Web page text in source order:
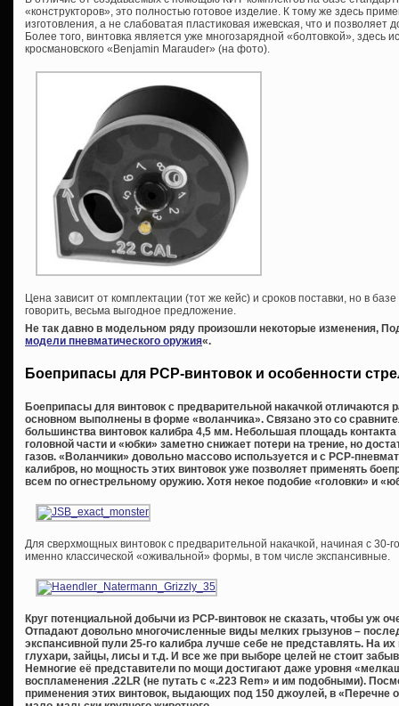
«конструкторов», это полностью готовое изделие. К тому же здесь
изготовления, а не слабоватая пластиковая ижевская, что и позволяет
Более того, винтовка является уже многозарядной «болтовкой», здесь
кросмановского «Benjamin Marauder» (на фото).
Цена зависит от комплектации (тот же кейс) и сроков поставки, но в
говорить, весьма выгодное предложение.
Не так давно в модельном ряду произошли некоторые изменения,
модели пневматического оружия«.
Боеприпасы для PCP-винтовок и особенности
Боеприпасы для винтовок с предварительной накачкой
основном выполнены в форме «воланчика». Связано это со
большинства винтовок калибра 4,5 мм. Небольшая площадь контакта
головной части и «юбки» заметно снижает потери на трение, но
газов. «Воланчики» довольно массово используется и с PCP-
калибров, но мощность этих винтовок уже позволяет применять
всем по огнестрельному оружию. Хотя некое подобие «головки» и
Для сверхмощных винтовок с предварительной накачкой, начиная с 30-
именно классической «оживальной» формы, в том числе экспансивные.
Круг потенциальной добычи из PCP-винтовок не сказать, чтобы уж
Отпадают довольно многочисленные виды мелких грызунов –
экспансивной пули 25-го калибра лучше себе не представлять. На
глухари, зайцы, лисы и т.д. И все же при выборе целей не стоит
Немногие её представители по мощи достигают даже уровня
воспламенения .22LR (не путать с «.223 Rem» и им подобными).
применения этих винтовок, выдающих под 150 джоулей, в «Перечне